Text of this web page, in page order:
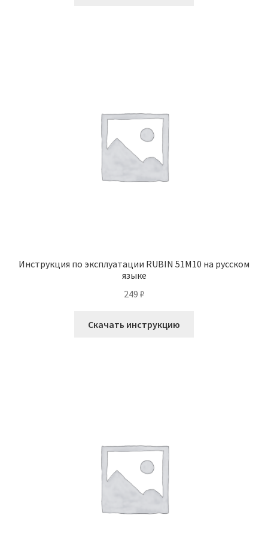
Инструкция по эксплуатации RUBIN 51M10 на русском
языке
249 ₽
Скачать инструкцию